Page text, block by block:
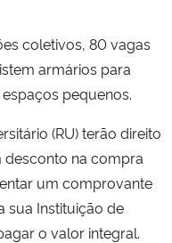
coletivos, 80 vagas
armários para
pequenos.
(RU) terão direito
desconto na compra
um comprovante
sua Instituição de
o valor integral.